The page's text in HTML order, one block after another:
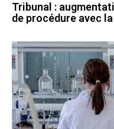
Tribunal :
de procédure avec